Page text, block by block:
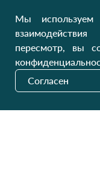
Наши
Мы
пересмотр, вы
Согласен